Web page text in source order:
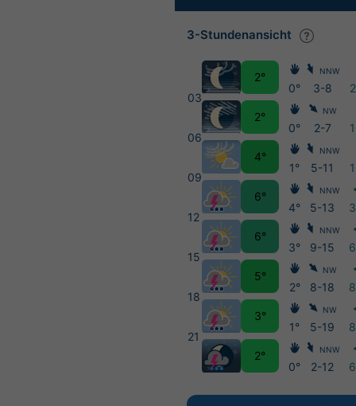
3-Stundenansicht
03
06
09
12
15
18
21
2°
2°
4°
6°
6°
5°
3°
2°
0°
0°
1°
4°
3°
2°
1°
0°
NNW
3-8
NW
2-7
NNW
5-11
NNW
5-13
NNW
9-15
NW
8-18
NW
5-19
NNW
2-12